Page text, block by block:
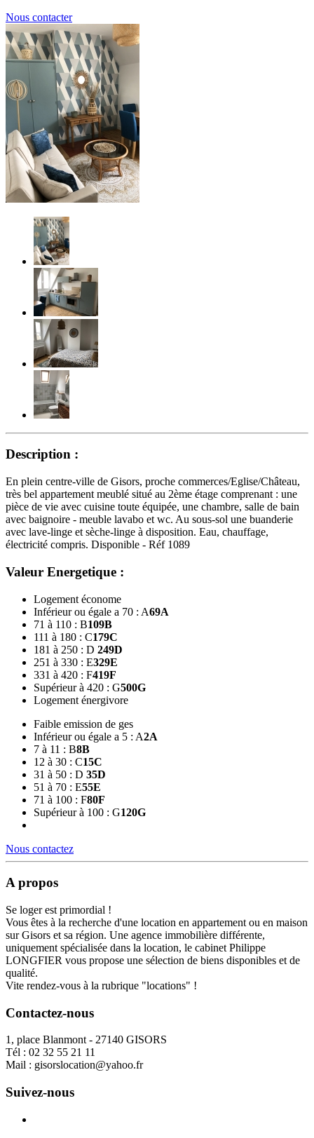
Nous contacter
Description :
En plein centre-ville de Gisors, proche commerces/Eglise/Château,
très bel appartement meublé situé au 2ème étage comprenant : une
pièce de vie avec cuisine toute équipée, une chambre, salle de bain
avec baignoire - meuble lavabo et wc. Au sous-sol une buanderie
avec lave-linge et sèche-linge à disposition. Eau, chauffage,
électricité compris. Disponible - Réf 1089
Valeur Energetique :
Logement économe
Inférieur ou égale a 70 : A69A
71 à 110 : B109B
111 à 180 : C179C
181 à 250 : D 249D
251 à 330 : E329E
331 à 420 : F419F
Supérieur à 420 : G500G
Logement énergivore
Faible emission de ges
Inférieur ou égale a 5 : A2A
7 à 11 : B8B
12 à 30 : C15C
31 à 50 : D 35D
51 à 70 : E55E
71 à 100 : F80F
Supérieur à 100 : G120G
Nous contactez
A propos
Se loger est primordial !
Vous êtes à la recherche d'une location en appartement ou en maison
sur Gisors et sa région. Une agence immobilière différente,
uniquement spécialisée dans la location, le cabinet Philippe
LONGFIER vous propose une sélection de biens disponibles et de
qualité.
Vite rendez-vous à la rubrique "locations" !
Contactez-nous
1, place Blanmont - 27140 GISORS
Tél : 02 32 55 21 11
Mail : gisorslocation@yahoo.fr
Suivez-nous